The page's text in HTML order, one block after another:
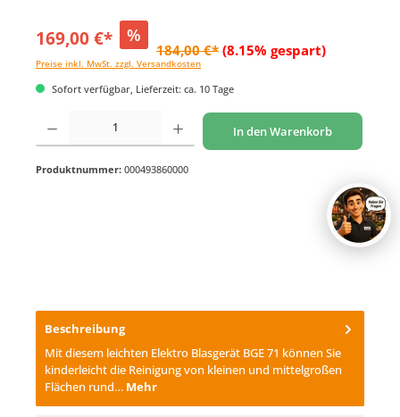
169,00 €* %
184,00 €* (8.15% gespart)
Preise inkl. MwSt. zzgl. Versandkosten
Sofort verfügbar, Lieferzeit: ca. 10 Tage
Produkt Anzahl: Gib den gewünschten Wert ein oder benutze die Schaltflächen um
In den Warenkorb
Produktnummer: 000493860000
Beschreibung
Mit diesem leichten Elektro Blasgerät BGE 71 können Sie
kinderleicht die Reinigung von kleinen und mittelgroßen
Flächen rund… Mehr